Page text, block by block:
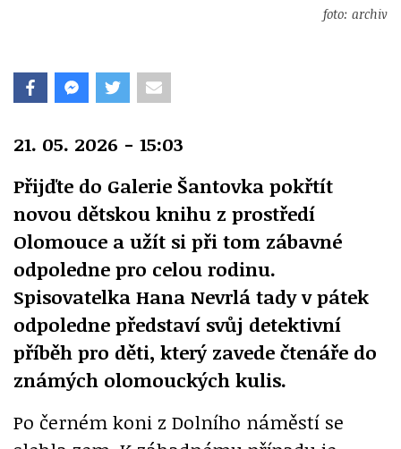
foto: archiv
21. 05. 2026 - 15:03
Přijďte do Galerie Šantovka pokřtít
novou dětskou knihu z prostředí
Olomouce a užít si při tom zábavné
odpoledne pro celou rodinu.
Spisovatelka Hana Nevrlá tady v pátek
odpoledne představí svůj detektivní
příběh pro děti, který zavede čtenáře do
známých olomouckých kulis.
Po černém koni z Dolního náměstí se